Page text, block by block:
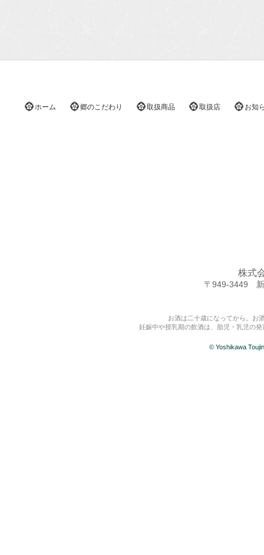
ホーム 郷のこだわり 取扱商品 取扱店 お知
株式
〒949-3449 新
お酒は二十歳になってから。お
妊娠中や授乳期の飲酒は、胎児・乳児の
© Yoshikawa